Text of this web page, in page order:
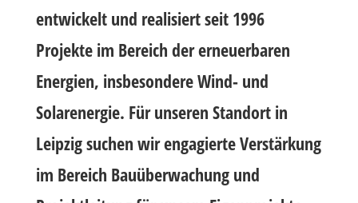
entwickelt und realisiert seit 1996
Projekte im Bereich der erneuerbaren
Energien, insbesondere Wind- und
Solarenergie. Für unseren Standort in
Leipzig suchen wir engagierte Verstärkung
im Bereich Bauüberwachung und